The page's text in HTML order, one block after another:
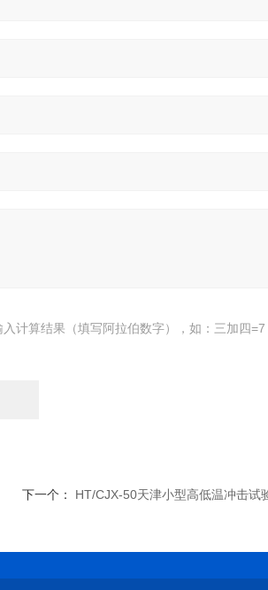
入计算结果（填写阿拉伯数字），如：三加四=7
下一个： HT/CJX-50天津小型高低温冲击试